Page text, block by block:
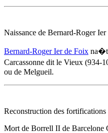
Naissance de Bernard-Roger
Bernard-Roger Ier de Foix na�t
Carcassonne dit le Vieux (934-
ou de Melgueil.
Reconstruction des fortifications
Mort de Borrell II de Barcelone